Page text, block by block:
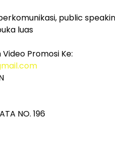
public
luas
Video Promosi Ke:
NO. 196